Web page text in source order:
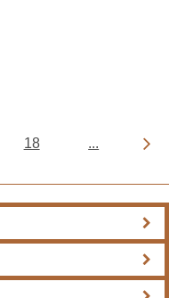
18 ...